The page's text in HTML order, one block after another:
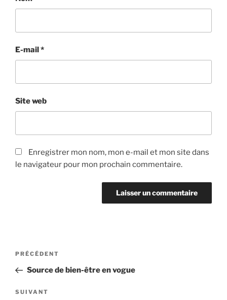
E-mail *
Site web
Enregistrer mon nom, mon e-mail et mon site dans
le navigateur pour mon prochain commentaire.
Navigation
l’article
Article
précédent
PRÉCÉDENT
Source de bien-être en vogue
Article
SUIVANT